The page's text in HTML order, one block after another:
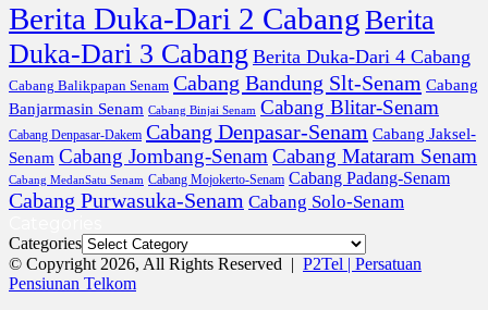
Berita Duka-Dari 2 CabangBerita
Duka-Dari 3 Cabang Berita Duka-Dari 4 Cabang
Cabang Balikpapan Senam Cabang Bandung Slt-Senam Cabang
Banjarmasin Senam Cabang Binjai Senam Cabang Blitar-Senam
Cabang Denpasar-Dakem Cabang Denpasar-Senam Cabang Jaksel-
Senam Cabang Jombang-SenamCabang Mataram Senam
Cabang MedanSatu Senam Cabang Mojokerto-Senam Cabang Padang-Senam
Cabang Purwasuka-Senam Cabang Solo-Senam
Categories
© Copyright 2026, All Rights Reserved | P2Tel | Persatuan
Pensiunan Telkom